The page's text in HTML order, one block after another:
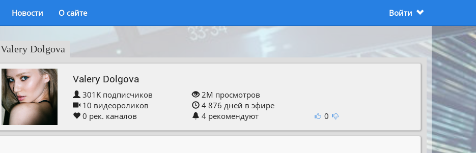
Новости О сайте Войти
Valery Dolgova
Valery Dolgova
301K подписчиков
10 видеороликов
0 рек. каналов
2M просмотров
4 876дней в эфире
4 рекомендуют 0